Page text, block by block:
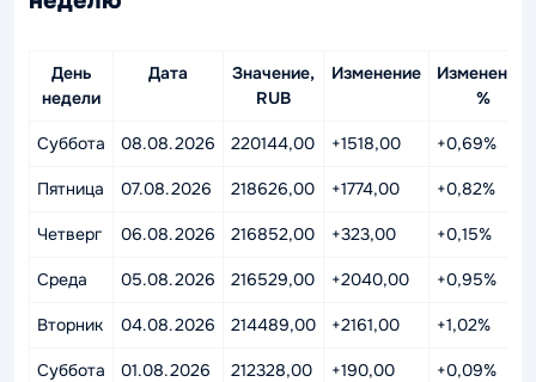
День
недели
Дата
Значение,
RUB
Изменение
Изменение,
%
Суббота 08.08.2026 220144,00 +1518,00 +0,69%
Пятница 07.08.2026 218626,00 +1774,00 +0,82%
Четверг 06.08.2026 216852,00 +323,00 +0,15%
Среда 05.08.2026 216529,00 +2040,00 +0,95%
Вторник 04.08.2026 214489,00 +2161,00 +1,02%
Суббота 01.08.2026 212328,00 +190,00 +0,09%